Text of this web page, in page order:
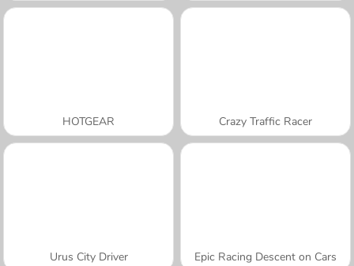
HOTGEAR Crazy Traffic Racer
Urus City Driver Epic Racing Descent on Cars